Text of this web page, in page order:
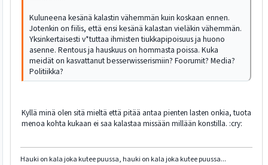
Kuluneena kesänä kalastin vähemmän kuin koskaan ennen.
Jotenkin on fiilis, että ensi kesänä kalastan vieläkin vähemmän.
Yksinkertaisesti v*tuttaa ihmisten tiukkapipoisuus ja huono
asenne. Rentous ja hauskuus on hommasta poissa. Kuka
meidät on kasvattanut besserwisserismiin? Foorumit? Media?
Politiikka?
Kyllä minä olen sitä mieltä että pitää antaa pienten lasten onkia, tuota
menoa kohta kukaan ei saa kalastaa missään millään konstilla. :cry:
Hauki on kala joka kutee puussa, hauki on kala joka kutee puussa...